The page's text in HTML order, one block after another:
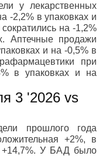
у лекарственных
-2,2% в упаковках и
на -1,2%
Аптечные продажи
и на -0,5% в
при
в упаковках и на
3 '2026 vs
прошлого года
+2%, в
+14,7%. У БАД было